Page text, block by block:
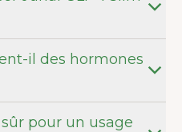
il des hormones
pour un usage